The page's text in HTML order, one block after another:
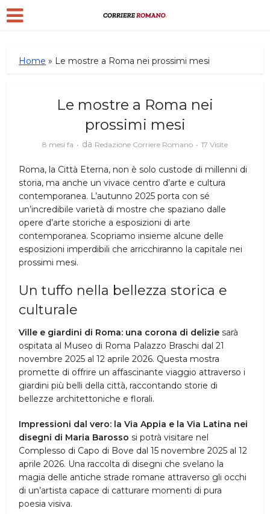
Home » Le mostre a Roma nei prossimi mesi
Le mostre a Roma nei
prossimi mesi
8 mesi fa da Redazione Corriere Romano 17 Visite
Roma, la Città Eterna, non è solo custode di millenni di
storia, ma anche un vivace centro d’arte e cultura
contemporanea. L’autunno 2025 porta con sé
un’incredibile varietà di mostre che spaziano dalle
opere d’arte storiche a esposizioni di arte
contemporanea. Scopriamo insieme alcune delle
esposizioni imperdibili che arricchiranno la capitale nei
prossimi mesi.
Un tuffo nella bellezza storica e
culturale
Ville e giardini di Roma: una corona di delizie sarà
ospitata al Museo di Roma Palazzo Braschi dal 21
novembre 2025 al 12 aprile 2026. Questa mostra
promette di offrire un affascinante viaggio attraverso i
giardini più belli della città, raccontando storie di
bellezze architettoniche e florali.
Impressioni dal vero: la Via Appia e la Via Latina nei
disegni di Maria Barosso si potrà visitare nel
Complesso di Capo di Bove dal 15 novembre 2025 al 12
aprile 2026. Una raccolta di disegni che svelano la
magia delle antiche strade romane attraverso gli occhi
di un’artista capace di catturare momenti di pura
poesia visiva.